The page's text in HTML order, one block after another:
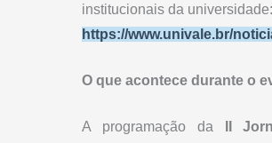
institucionais da universidade:
https://www.univale.br/
O que acontece durante o
A programação da II